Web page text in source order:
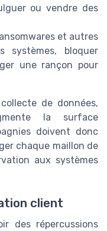
ou vendre des
et autres
systèmes, bloquer
une rançon pour
de données,
la surface
doivent donc
chaque maillon de
aux systèmes
client
des répercussions